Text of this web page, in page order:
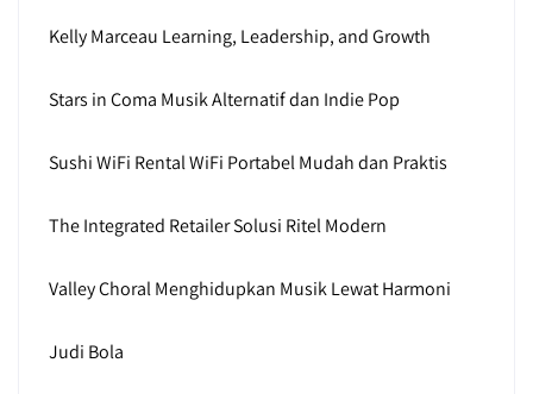
Kelly Marceau Learning, Leadership, and Growth
Stars in Coma Musik Alternatif dan Indie Pop
Sushi WiFi Rental WiFi Portabel Mudah dan Praktis
The Integrated Retailer Solusi Ritel Modern
Valley Choral Menghidupkan Musik Lewat Harmoni
Judi Bola